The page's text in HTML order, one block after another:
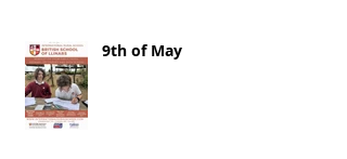
9th of May